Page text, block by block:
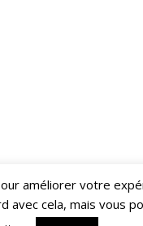
du Poing !
améliorer votre
avec cela, mais vous